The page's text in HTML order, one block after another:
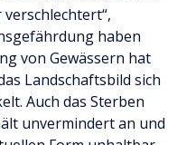
haben
von Gewässern hat
Landschaftsbild sich
Auch das Sterben
unvermindert an und